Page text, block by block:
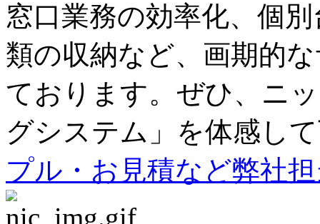
窓口業務の効率化、個
類の収納など、画期的
ております。ぜひ、ニ
グシステム」を体感し
プル・お見積など弊社